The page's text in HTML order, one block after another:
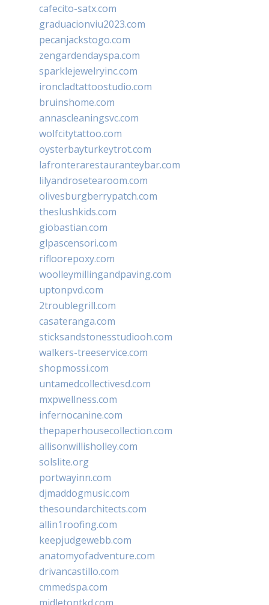
cafecito-satx.com
graduacionviu2023.com
pecanjackstogo.com
zengardendayspa.com
sparklejewelryinc.com
ironcladtattoostudio.com
bruinshome.com
annascleaningsvc.com
wolfcitytattoo.com
oysterbayturkeytrot.com
lafronterarestauranteybar.com
lilyandrosetearoom.com
olivesburgberrypatch.com
theslushkids.com
giobastian.com
glpascensori.com
rifloorepoxy.com
woolleymillingandpaving.com
uptonpvd.com
2troublegrill.com
casateranga.com
sticksandstonesstudiooh.com
walkers-treeservice.com
shopmossi.com
untamedcollectivesd.com
mxpwellness.com
infernocanine.com
thepaperhousecollection.com
allisonwillisholley.com
solslite.org
portwayinn.com
djmaddogmusic.com
thesoundarchitects.com
allin1roofing.com
keepjudgewebb.com
anatomyofadventure.com
drivancastillo.com
cmmedspa.com